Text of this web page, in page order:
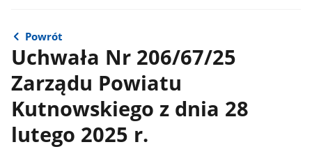
Powrót
Uchwała Nr 206/67/25
Zarządu Powiatu
Kutnowskiego z dnia 28
lutego 2025 r.